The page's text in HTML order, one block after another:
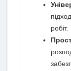
робіт.